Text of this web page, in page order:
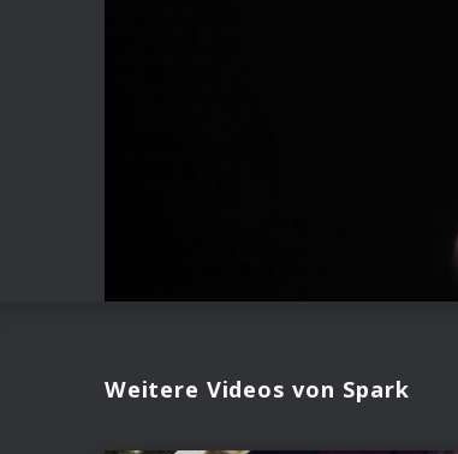
Weitere Videos von Spark